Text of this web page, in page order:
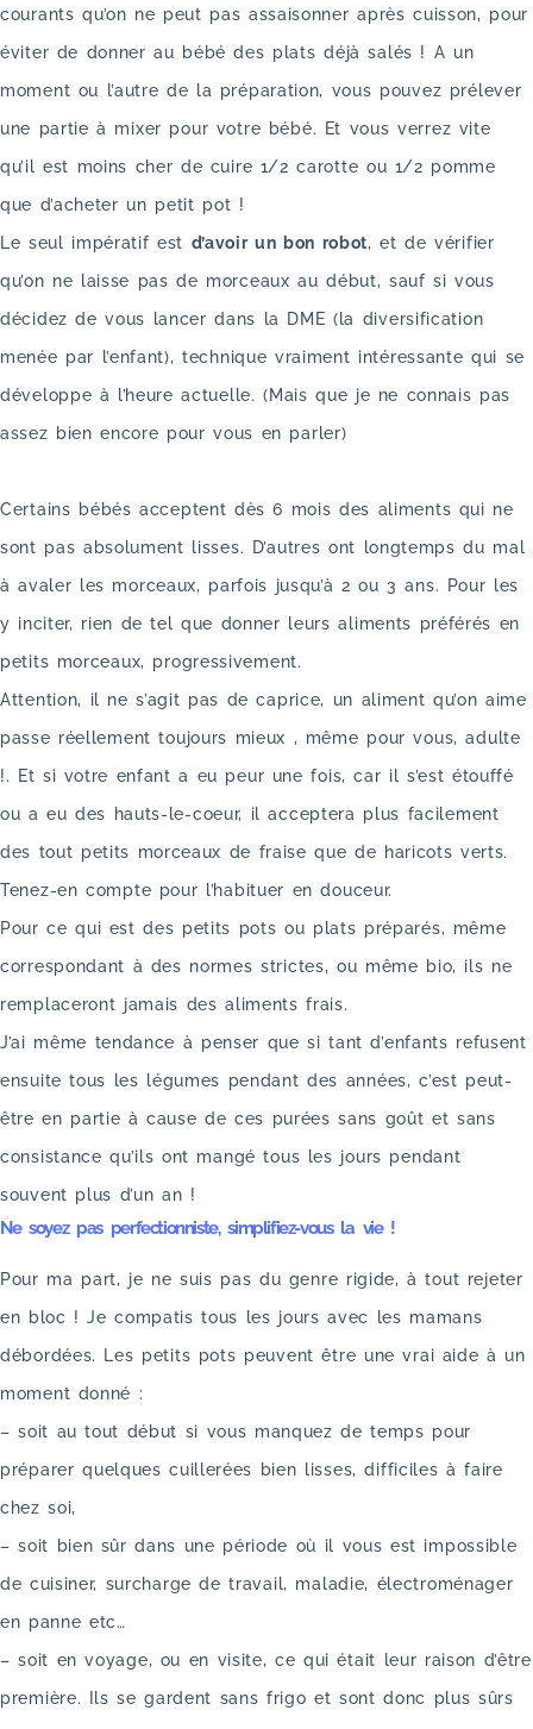
courants qu’on ne peut pas assaisonner après cuisson, pour
éviter de donner au bébé des plats déjà salés ! A un
moment ou l’autre de la préparation, vous pouvez prélever
une partie à mixer pour votre bébé. Et vous verrez vite
qu’il est moins cher de cuire 1/2 carotte ou 1/2 pomme
que d’acheter un petit pot !
Le seul impératif est d’avoir un bon robot, et de vérifier
qu’on ne laisse pas de morceaux au début, sauf si vous
décidez de vous lancer dans la DME (la diversification
menée par l’enfant), technique vraiment intéressante qui se
développe à l’heure actuelle. (Mais que je ne connais pas
assez bien encore pour vous en parler)
Certains bébés acceptent dès 6 mois des aliments qui ne
sont pas absolument lisses. D’autres ont longtemps du mal
à avaler les morceaux, parfois jusqu’à 2 ou 3 ans. Pour les
y inciter, rien de tel que donner leurs aliments préférés en
petits morceaux, progressivement.
Attention, il ne s’agit pas de caprice, un aliment qu’on aime
passe réellement toujours mieux , même pour vous, adulte
!. Et si votre enfant a eu peur une fois, car il s’est étouffé
ou a eu des hauts-le-coeur, il acceptera plus facilement
des tout petits morceaux de fraise que de haricots verts.
Tenez-en compte pour l’habituer en douceur.
Pour ce qui est des petits pots ou plats préparés, même
correspondant à des normes strictes, ou même bio, ils ne
remplaceront jamais des aliments frais.
J’ai même tendance à penser que si tant d’enfants refusent
ensuite tous les légumes pendant des années, c’est peut-
être en partie à cause de ces purées sans goût et sans
consistance qu’ils ont mangé tous les jours pendant
souvent plus d’un an !
Ne soyez pas perfectionniste, simplifiez-vous la vie !
Pour ma part, je ne suis pas du genre rigide, à tout rejeter
en bloc ! Je compatis tous les jours avec les mamans
débordées. Les petits pots peuvent être une vrai aide à un
moment donné :
– soit au tout début si vous manquez de temps pour
préparer quelques cuillerées bien lisses, difficiles à faire
chez soi,
– soit bien sûr dans une période où il vous est impossible
de cuisiner, surcharge de travail, maladie, électroménager
en panne etc…
– soit en voyage, ou en visite, ce qui était leur raison d’être
première. Ils se gardent sans frigo et sont donc plus sûrs